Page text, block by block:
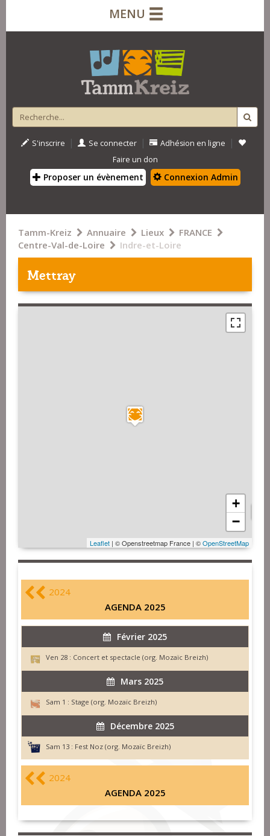
MENU
S'inscrire | Se connecter | Adhésion en ligne |
Faire un don
Proposer un évènement Connexion Admin
Tamm-Kreiz Annuaire Lieux
FRANCE
Centre-Val-de-Loire
Indre-et-Loire
Mettray
+
−
Leaflet | © Openstreetmap France | ©OpenStreetMap
2024
AGENDA 2025
Février 2025
Ven 28 : Concert et spectacle (org. Mozaïc Breizh)
Mars 2025
Sam 1 : Stage (org. Mozaïc Breizh)
Décembre 2025
Sam 13 : Fest Noz (org. Mozaïc Breizh)
2024
AGENDA 2025